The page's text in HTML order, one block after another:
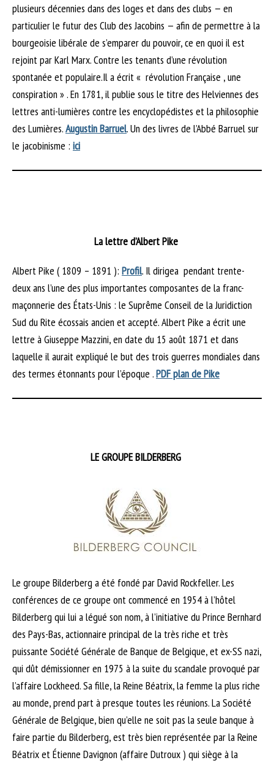
plusieurs décennies dans des loges et dans des clubs — en
particulier le futur des Club des Jacobins — afin de permettre à la
bourgeoisie libérale de s’emparer du pouvoir, ce en quoi il est
rejoint par Karl Marx. Contre les tenants d’une révolution
spontanée et populaire.Il a écrit « révolution Française , une
conspiration » . En 1781, il publie sous le titre des Helviennes des
lettres anti-lumières contre les encyclopédistes et la philosophie
des Lumières.Augustin Barruel. Un des livres de l’Abbé Barruel sur
le jacobinisme : ici
La lettre d’Albert Pike
Albert Pike ( 1809 – 1891 ): Profil. Il dirigea pendant trente-
deux ans l’une des plus importantes composantes de la franc-
maçonnerie des États-Unis : le Suprême Conseil de la Juridiction
Sud du Rite écossais ancien et accepté. Albert Pike a écrit une
lettre à Giuseppe Mazzini, en date du 15 août 1871 et dans
laquelle il aurait expliqué le but des trois guerres mondiales dans
des termes étonnants pour l’époque .PDF plan de Pike
LE GROUPE BILDERBERG
Le groupe Bilderberg a été fondé par David Rockfeller. Les
conférences de ce groupe ont commencé en 1954 à l’hôtel
Bilderberg qui lui a légué son nom, à l’initiative du Prince Bernhard
des Pays-Bas, actionnaire principal de la très riche et très
puissante Société Générale de Banque de Belgique, et ex-SS nazi,
qui dût démissionner en 1975 à la suite du scandale provoqué par
l’affaire Lockheed. Sa fille, la Reine Béatrix, la femme la plus riche
au monde, prend part à presque toutes les réunions. La Société
Générale de Belgique, bien qu’elle ne soit pas la seule banque à
faire partie du Bilderberg, est très bien représentée par la Reine
Béatrix et Étienne Davignon (affaire Dutroux ) qui siège à la